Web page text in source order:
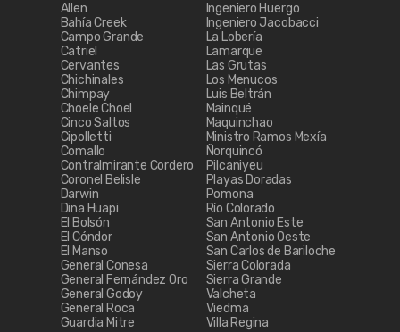
Allen
Bahía Creek
Campo Grande
Catriel
Cervantes
Chichinales
Chimpay
Choele Choel
Cinco Saltos
Cipolletti
Comallo
Contralmirante Cordero
Coronel Belisle
Darwin
Dina Huapi
El Bolsón
El Cóndor
El Manso
General Conesa
General Fernández Oro
General Godoy
General Roca
Guardia Mitre
Ingeniero Huergo
Ingeniero Jacobacci
La Lobería
Lamarque
Las Grutas
Los Menucos
Luis Beltrán
Mainqué
Maquinchao
Ministro Ramos Mexía
Ñorquincó
Pilcaniyeu
Playas Doradas
Pomona
Río Colorado
San Antonio Este
San Antonio Oeste
San Carlos de Bariloche
Sierra Colorada
Sierra Grande
Valcheta
Viedma
Villa Regina